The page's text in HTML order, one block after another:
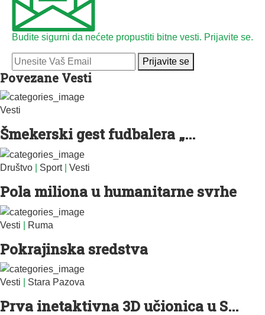
Budite sigurni da nećete propustiti bitne vesti. Prijavite se.
Prijavite se
Povezane Vesti
Vesti
Šmekerski gest fudbalera „...
Društvo Sport| Vesti
Pola miliona u humanitarne svrhe
Vesti Ruma
Pokrajinska sredstva
Vesti Stara Pazova
Prva inetaktivna 3D učionica u S...